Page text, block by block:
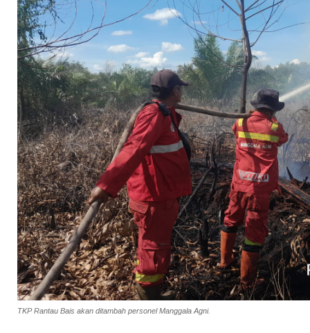
TKP Rantau Bais akan ditambah personel Manggala Agni.